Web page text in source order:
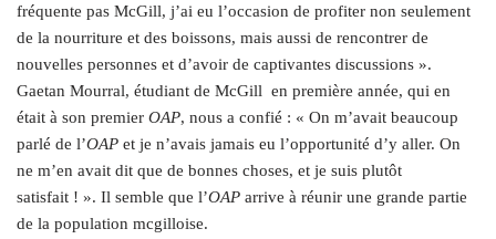
fréquente pas McGill, j’ai eu l’occasion de profiter non seulement
de la nourriture et des boissons, mais aussi de rencontrer de
nouvelles personnes et d’avoir de captivantes discussions ».
Gaetan Mourral, étudiant de McGill en première année, qui en
était à son premier OAP, nous a confié : « On m’avait beaucoup
parlé de l’OAP et je n’avais jamais eu l’opportunité d’y aller. On
ne m’en avait dit que de bonnes choses, et je suis plutôt
satisfait ! ». Il semble que l’OAP arrive à réunir une grande partie
de la population mcgilloise.